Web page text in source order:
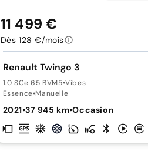
Renault Twingo 3
1.0 SCe 65 BVM5•Vibes
Essence•Manuelle
2021•37 945 km•Occasion
11 499 €
Dès 128 €/mois